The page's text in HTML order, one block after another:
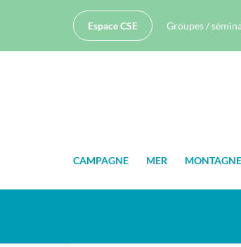
Espace CSE Groupes /
CAMPAGNE MER MONTAGNE